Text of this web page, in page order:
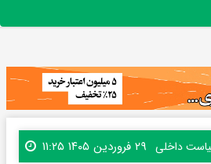
داخلی ۲۹ فروردین ۱۴۰۵ ۱۱:۲۵